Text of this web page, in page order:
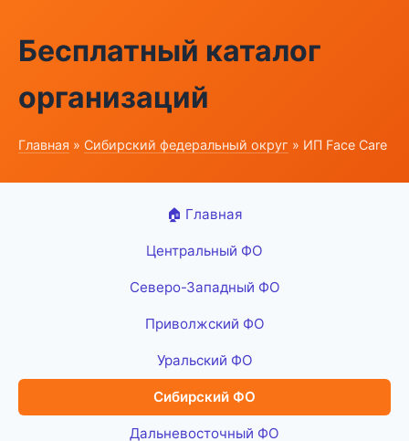
Бесплатный каталог
организаций
Главная » Сибирский федеральный округ » ИП Face Care
🏠 Главная
Центральный ФО
Северо-Западный ФО
Приволжский ФО
Уральский ФО
Сибирский ФО
Дальневосточный ФО